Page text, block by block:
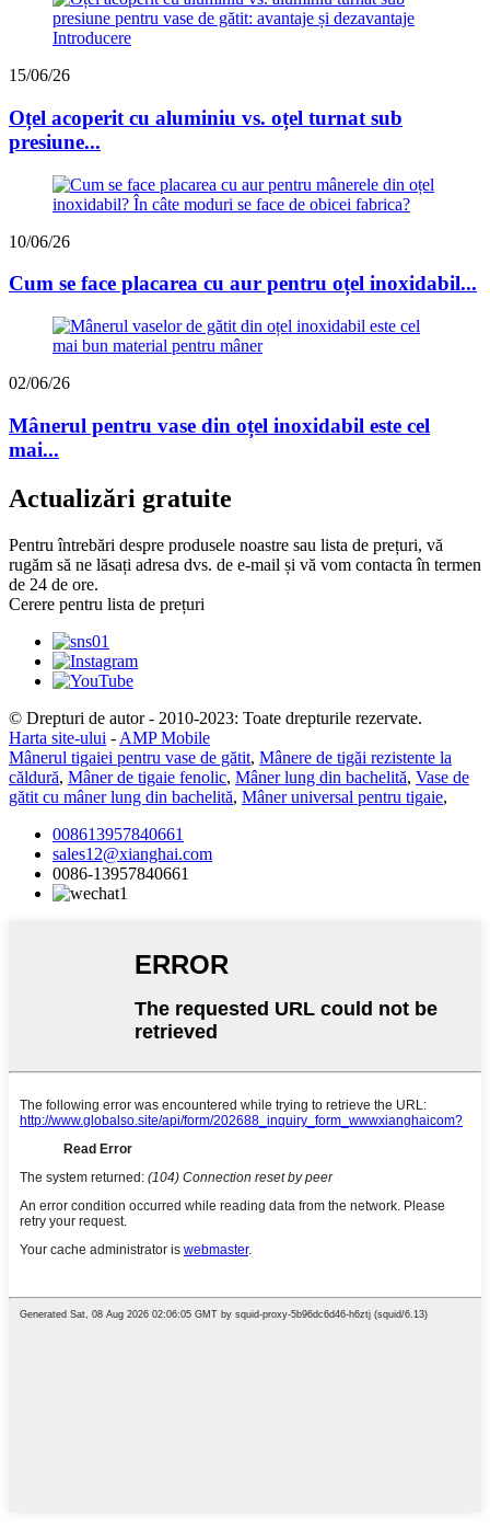
15/06/26
Oțel acoperit cu aluminiu vs. oțel turnat sub
presiune...
10/06/26
Cum se face placarea cu aur pentru oțel inoxidabil...
02/06/26
Mânerul pentru vase din oțel inoxidabil este cel
mai...
Actualizări gratuite
Pentru întrebări despre produsele noastre sau lista de prețuri, vă
rugăm să ne lăsați adresa dvs. de e-mail și vă vom contacta în termen
de 24 de ore.
Cerere pentru lista de prețuri
© Drepturi de autor - 2010-2023: Toate drepturile rezervate.
Harta site-ului - AMP Mobile
Mânerul tigaiei pentru vase de gătit, Mânere de tigăi rezistente la
căldură, Mâner de tigaie fenolic, Mâner lung din bachelită, Vase de
gătit cu mâner lung din bachelită, Mâner universal pentru tigaie,
008613957840661
sales12@xianghai.com
0086-13957840661